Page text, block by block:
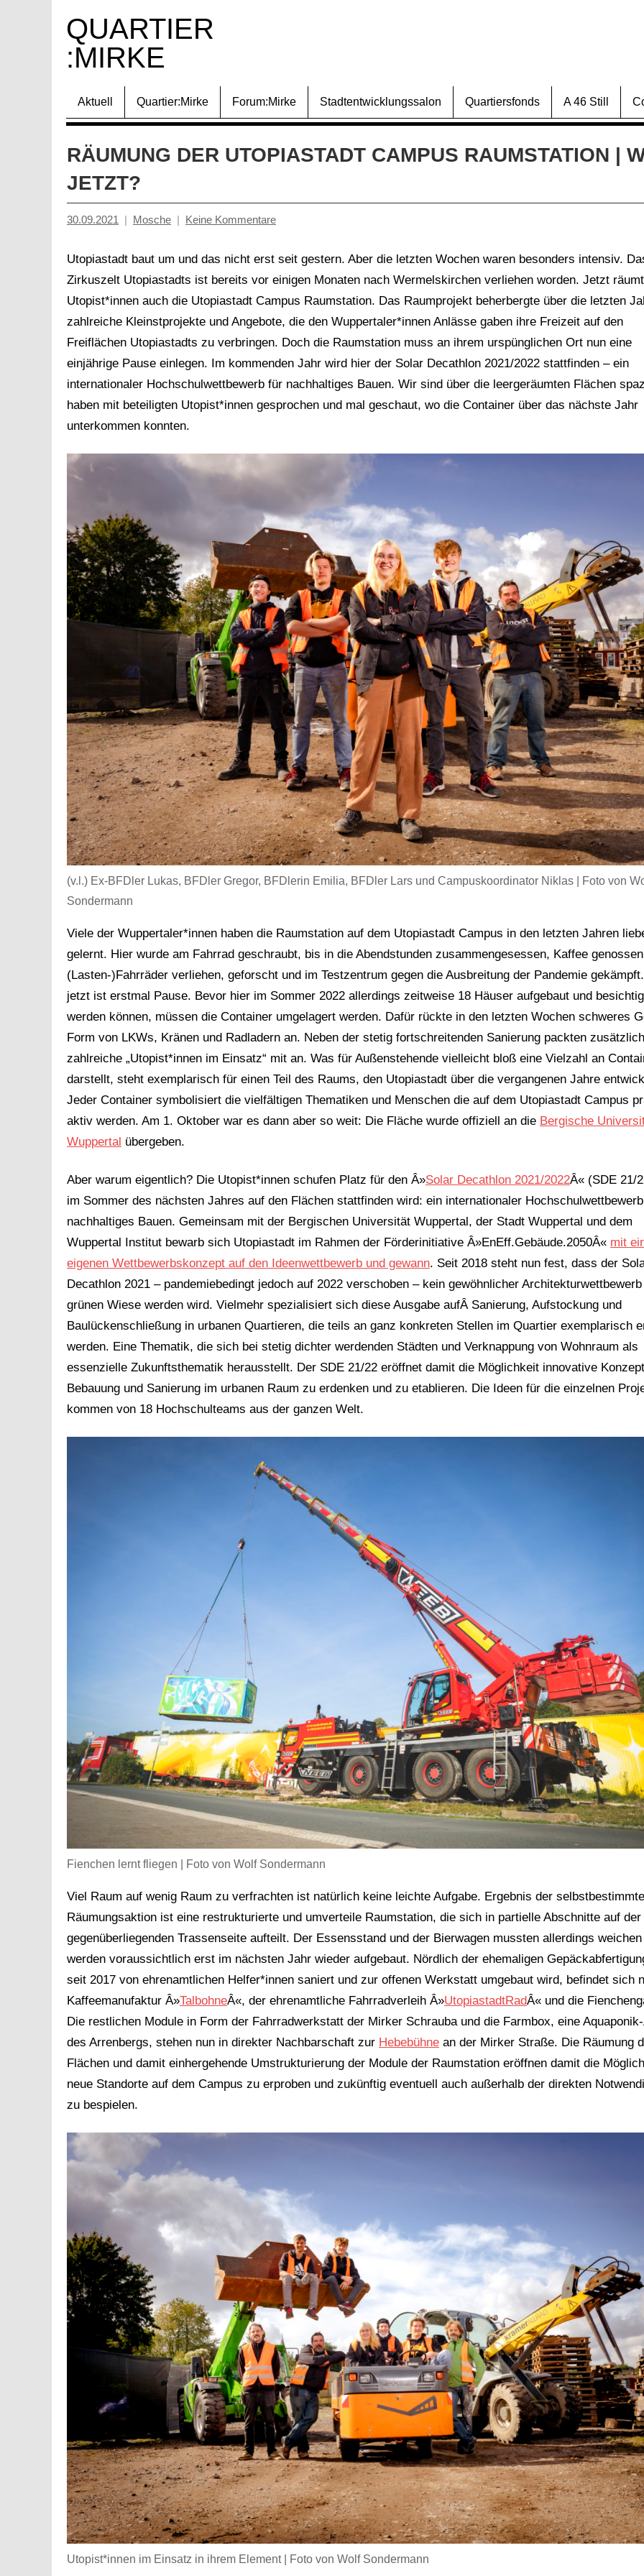
Inhalt
springen
QUARTIER
:MIRKE
Aktuell Quartier:Mirke Forum:Mirke Stadtentwicklungssalon Quartiersfonds A 46 Still
RÄUMUNG DER UTOPIASTADT CAMPUS RAUMSTATION |
JETZT?
30.09.2021 Mosche Keine Kommentare
Utopiastadt baut um und das nicht erst seit gestern. Aber die letzten Wochen waren besonders intensiv.
Zirkuszelt Utopiastadts ist bereits vor einigen Monaten nach Wermelskirchen verliehen worden. Jetzt
Utopist*innen auch die Utopiastadt Campus Raumstation. Das Raumprojekt beherbergte über die letzten
zahlreiche Kleinstprojekte und Angebote, die den Wuppertaler*innen Anlässe gaben ihre Freizeit auf den
Freiflächen Utopiastadts zu verbringen. Doch die Raumstation muss an ihrem urspünglichen Ort nun eine
einjährige Pause einlegen. Im kommenden Jahr wird hier der Solar Decathlon 2021/2022 stattfinden – ein
internationaler Hochschulwettbewerb für nachhaltiges Bauen. Wir sind über die leergeräumten Flächen
haben mit beteiligten Utopist*innen gesprochen und mal geschaut, wo die Container über das nächste Jahr
unterkommen konnten.
(v.l.) Ex-BFDler Lukas, BFDler Gregor, BFDlerin Emilia, BFDler Lars und Campuskoordinator Niklas | Foto von
Sondermann
Viele der Wuppertaler*innen haben die Raumstation auf dem Utopiastadt Campus in den letzten Jahren
gelernt. Hier wurde am Fahrrad geschraubt, bis in die Abendstunden zusammengesessen, Kaffee
(Lasten-)Fahrräder verliehen, geforscht und im Testzentrum gegen die Ausbreitung der Pandemie
jetzt ist erstmal Pause. Bevor hier im Sommer 2022 allerdings zeitweise 18 Häuser aufgebaut und
werden können, müssen die Container umgelagert werden. Dafür rückte in den letzten Wochen schweres
Form von LKWs, Kränen und Radladern an. Neben der stetig fortschreitenden Sanierung packten zusätzlich
zahlreiche „Utopist*innen im Einsatz“ mit an. Was für Außenstehende vielleicht bloß eine Vielzahl an
darstellt, steht exemplarisch für einen Teil des Raums, den Utopiastadt über die vergangenen Jahre
Jeder Container symbolisiert die vielfältigen Thematiken und Menschen die auf dem Utopiastadt Campus
aktiv werden. Am 1. Oktober war es dann aber so weit: Die Fläche wurde offiziell an die Bergische
Wuppertal übergeben.
Aber warum eigentlich? Die Utopist*innen schufen Platz für den Â»Solar Decathlon 2021/2022Â« (SDE 21/
im Sommer des nächsten Jahres auf den Flächen stattfinden wird: ein internationaler
nachhaltiges Bauen. Gemeinsam mit der Bergischen Universität Wuppertal, der Stadt Wuppertal und dem
Wuppertal Institut bewarb sich Utopiastadt im Rahmen der Förderinitiative Â»EnEff.Gebäude.2050Â« mit
eigenen Wettbewerbskonzept auf den Ideenwettbewerb und gewann. Seit 2018 steht nun fest, dass der
Decathlon 2021 – pandemiebedingt jedoch auf 2022 verschoben – kein gewöhnlicher
grünen Wiese werden wird. Vielmehr spezialisiert sich diese Ausgabe aufÂ Sanierung, Aufstockung und
Baulückenschließung in urbanen Quartieren, die teils an ganz konkreten Stellen im Quartier exemplarisch
werden. Eine Thematik, die sich bei stetig dichter werdenden Städten und Verknappung von Wohnraum als
essenzielle Zukunftsthematik herausstellt. Der SDE 21/22 eröffnet damit die Möglichkeit innovative
Bebauung und Sanierung im urbanen Raum zu erdenken und zu etablieren. Die Ideen für die einzelnen
kommen von 18 Hochschulteams aus der ganzen Welt.
Fienchen lernt fliegen | Foto von Wolf Sondermann
Viel Raum auf wenig Raum zu verfrachten ist natürlich keine leichte Aufgabe. Ergebnis der
Räumungsaktion ist eine restrukturierte und umverteile Raumstation, die sich in partielle Abschnitte auf der
gegenüberliegenden Trassenseite aufteilt. Der Essensstand und der Bierwagen mussten allerdings
werden voraussichtlich erst im nächsten Jahr wieder aufgebaut. Nördlich der ehemaligen
seit 2017 von ehrenamtlichen Helfer*innen saniert und zur offenen Werkstatt umgebaut wird, befindet sich
Kaffeemanufaktur Â»TalbohneÂ«, der ehrenamtliche Fahrradverleih Â»UtopiastadtRadÂ« und die
Die restlichen Module in Form der Fahrradwerkstatt der Mirker Schrauba und die Farmbox, eine
des Arrenbergs, stehen nun in direkter Nachbarschaft zur Hebebühne an der Mirker Straße. Die Räumung
Flächen und damit einhergehende Umstrukturierung der Module der Raumstation eröffnen damit die
neue Standorte auf dem Campus zu erproben und zukünftig eventuell auch außerhalb der direkten
zu bespielen.
Utopist*innen im Einsatz in ihrem Element | Foto von Wolf Sondermann